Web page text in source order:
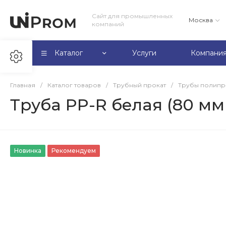
Сайт для промышленных
компаний
Москва
Каталог Услуги Компания
Главная / Каталог товаров / Трубный прокат / Трубы
Труба PP-R белая (80
Новинка Рекомендуем